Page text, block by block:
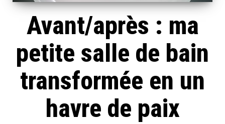
Avant/après : ma
petite salle de bain
transformée en un
havre de paix